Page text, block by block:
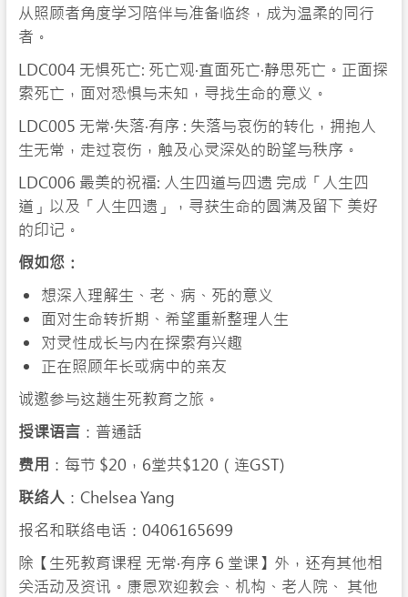
从照顾者角度学习陪伴与准备临终，成为温柔的同行
者。
LDC004 无惧死亡: 死亡观‧直面死亡‧静思死亡。正面探
索死亡，面对恐惧与未知，寻找生命的意义。
LDC005 无常‧失落‧有序 : 失落与哀伤的转化，拥抱人
生无常，走过哀伤，触及心灵深处的盼望与秩序。
LDC006 最美的祝福: 人生四道与四遗 完成「人生四
道」以及「人生四遗」，寻获生命的圆满及留下 美好
的印记。
假如您：
想深入理解生、老、病、死的意义
面对生命转折期、希望重新整理人生
对灵性成长与内在探索有兴趣
正在照顾年长或病中的亲友
诚邀参与这趟生死教育之旅。
授课语言：普通話
费用 ：每节 $20，6堂共$120（连GST)
联络人 ：Chelsea Yang
报名和联络电话：0406165699
除【生死教育课程 无常‧有序 6 堂课】外，还有其他相
关活动及资讯。康恩欢迎教会、机构、老人院、 其他